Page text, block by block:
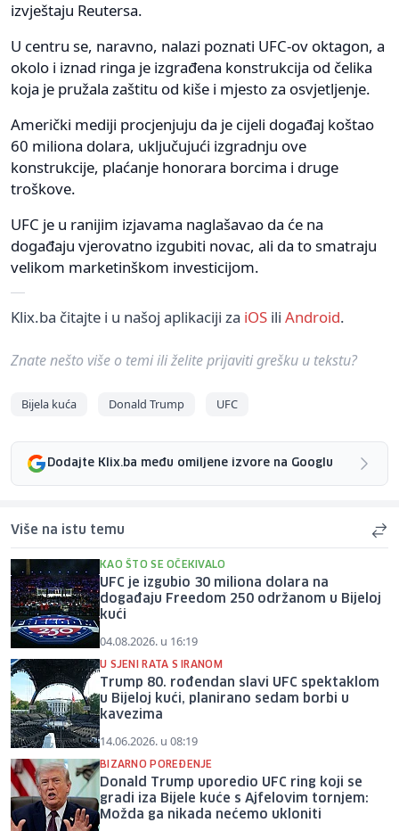
izvještaju Reutersa.
U centru se, naravno, nalazi poznati UFC-ov oktagon, a
okolo i iznad ringa je izgrađena konstrukcija od čelika
koja je pružala zaštitu od kiše i mjesto za osvjetljenje.
Američki mediji procjenjuju da je cijeli događaj koštao
60 miliona dolara, uključujući izgradnju ove
konstrukcije, plaćanje honorara borcima i druge
troškove.
UFC je u ranijim izjavama naglašavao da će na
događaju vjerovatno izgubiti novac, ali da to smatraju
velikom marketinškom investicijom.
Klix.ba čitajte i u našoj aplikaciji za iOS ili Android.
Znate nešto više o temi ili želite prijaviti grešku u tekstu?
Bijela kuća Donald Trump UFC
Dodajte Klix.ba među omiljene izvore na Googlu
Više na istu temu
KAO ŠTO SE OČEKIVALO
UFC je izgubio 30 miliona dolara na
događaju Freedom 250 održanom u Bijeloj
kući
04.08.2026. u 16:19
U SJENI RATA S IRANOM
Trump 80. rođendan slavi UFC spektaklom
u Bijeloj kući, planirano sedam borbi u
kavezima
14.06.2026. u 08:19
BIZARNO POREĐENJE
Donald Trump uporedio UFC ring koji se
gradi iza Bijele kuće s Ajfelovim tornjem:
Možda ga nikada nećemo ukloniti